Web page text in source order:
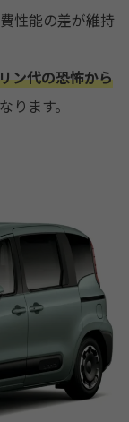
性能の差が維持
ン代の恐怖から
ります。